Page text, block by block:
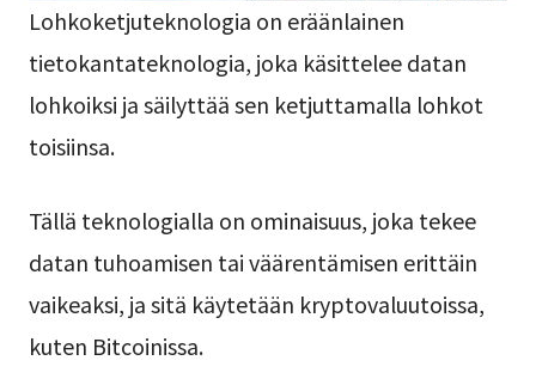
Lohkoketjuteknologia on eräänlainen
tietokantateknologia, joka käsittelee datan
lohkoiksi ja säilyttää sen ketjuttamalla lohkot
toisiinsa.
Tällä teknologialla on ominaisuus, joka tekee
datan tuhoamisen tai väärentämisen erittäin
vaikeaksi, ja sitä käytetään kryptovaluutoissa,
kuten Bitcoinissa.